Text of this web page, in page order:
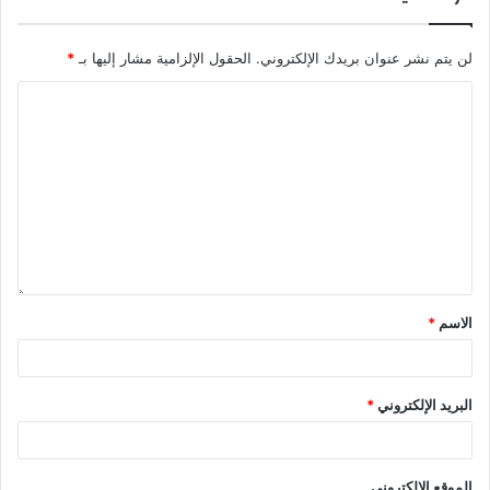
الصيد.
وابرمه على شكل بيضاوي من فوق ربطة السنار حتى آخر
السنار، واحرص دائمًا على نظافة يديك بعد كل تطعيمة حتى لا
لن يتم نشر عنوان بريدك الإلكتروني. الحقول الإلزامية مشار إليها بـ *
الاسم *
البريد الإلكتروني*